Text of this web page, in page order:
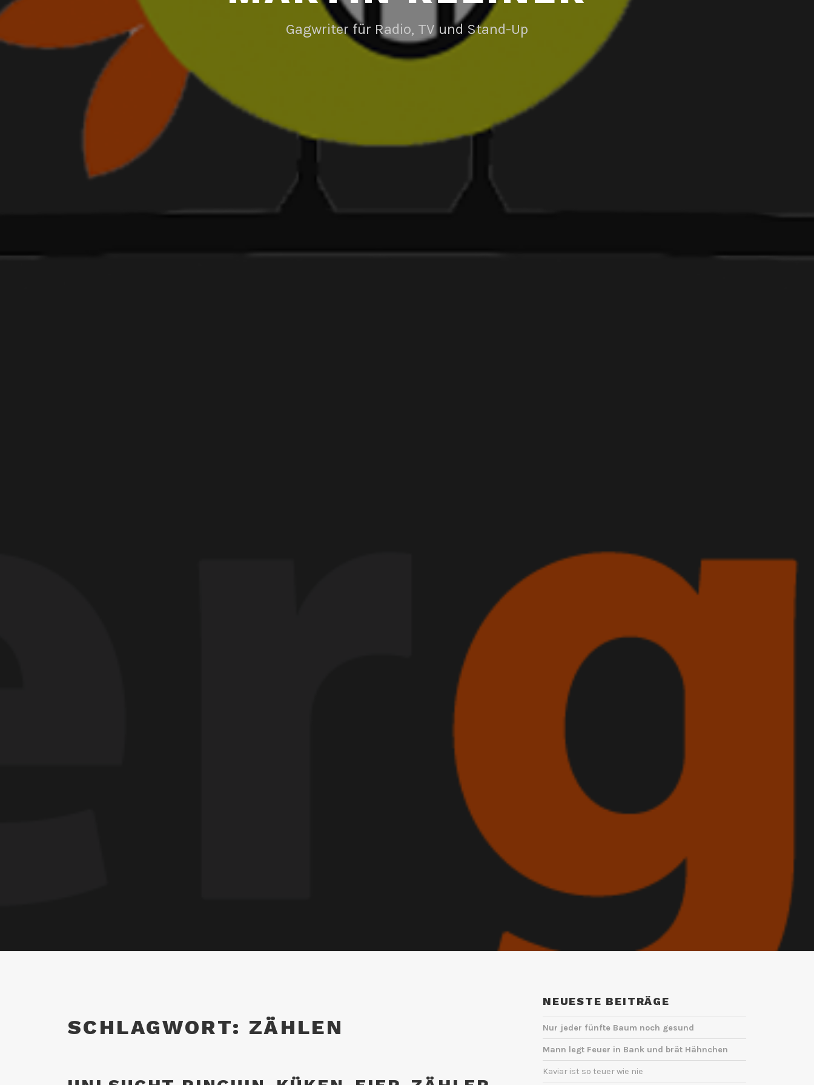
Gagwriter für Radio, TV und Stand-Up
SCHLAGWORT: ZÄHLEN
NEUESTE BEITRÄGE
Nur jeder fünfte Baum noch gesund
Mann legt Feuer in Bank und brät Hähnchen
Kaviar ist so teuer wie nie